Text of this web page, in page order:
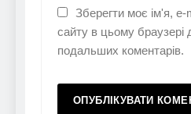
Зберегти моє ім'я,
сайту в цьому браузері
подальших коментарів.